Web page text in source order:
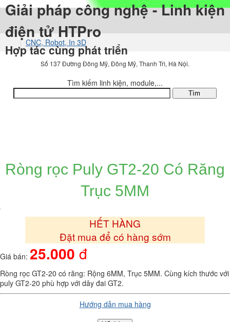
Giải pháp công nghệ - Linh kiện
điện tử HTPro
Hợp tác cùng phát triển
CNC, Robot, In 3D
3D Printer, Phụ Kện In 3D
Số 137 Đường Đông Mỹ, Đông Mỹ, Thanh Trì, Hà Nội.
Tìm kiếm linh kiện, module,...
Ròng rọc Puly GT2-20 Có Răng
Trục 5MM
HẾT HÀNG
Đặt mua để có hàng sớm
Giá bán: 25.000 đ
Ròng rọc GT2-20 có răng: Rộng 6MM, Trục 5MM. Cùng kích thước với
puly GT2-20 phù hợp với dây đai GT2.
Hướng dẫn mua hàng